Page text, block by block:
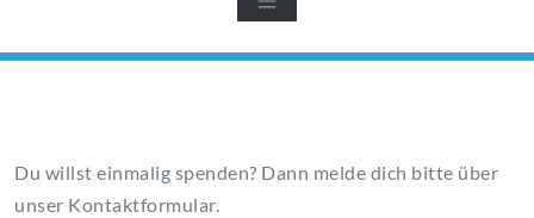
Du willst einmalig spenden? Dann melde dich bitte über
unser Kontaktformular.